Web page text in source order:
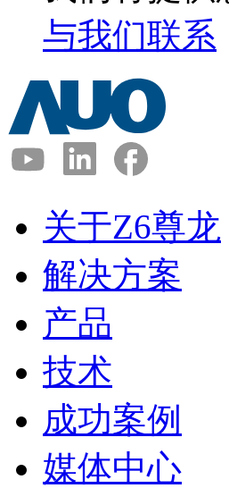
与我们联系
关于Z6尊龙
解决方案
产品
技术
成功案例
媒体中心